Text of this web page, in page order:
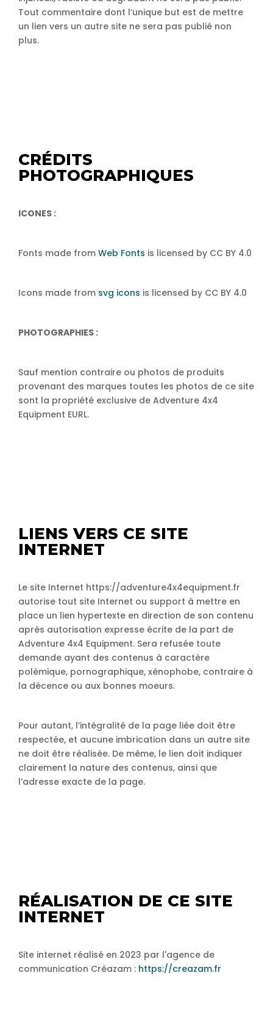
Tout commentaire dont l’unique but est de mettre
un lien vers un autre site ne sera pas publié non
plus.
CRÉDITS
PHOTOGRAPHIQUES
ICONES :
Fonts made fromWeb Fonts is licensed by CC BY 4.0
Icons made from svg icons is licensed by CC BY 4.0
PHOTOGRAPHIES :
Sauf mention contraire ou photos de produits
provenant des marques toutes les photos de ce site
sont la propriété exclusive de Adventure 4x4
Equipment EURL.
LIENS VERS CE SITE
INTERNET
Le site Internet https://adventure4x4equipment.fr
autorise tout site Internet ou support à mettre en
place un lien hypertexte en direction de son contenu
après autorisation expresse écrite de la part de
Adventure 4x4 Equipment. Sera refusée toute
demande ayant des contenus à caractère
polémique, pornographique, xénophobe, contraire à
la décence ou aux bonnes moeurs.
Pour autant, l’intégralité de la page liée doit être
respectée, et aucune imbrication dans un autre site
ne doit être réalisée. De même, le lien doit indiquer
clairement la nature des contenus, ainsi que
l’adresse exacte de la page.
RÉALISATION DE CE SITE
INTERNET
Site internet réalisé en 2023 par l'agence de
communication Créazam : https://creazam.fr